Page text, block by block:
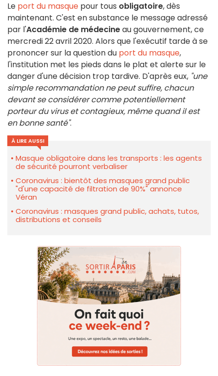
Le port du masque pour tous obligatoire, dès
maintenant. C'est en substance le message adressé
par l'Académie de médecineau gouvernement, ce
mercredi 22 avril 2020. Alors que l'exécutif tarde à se
prononcer sur la question du port du masque,
l'institution met les pieds dans le plat et alerte sur le
danger d'une décision trop tardive. D'après eux, "une
simple recommandation ne peut suffire, chacun
devant se considérer comme potentiellement
porteur du virus et contagieux, même quand il est
en bonne santé".
À LIRE AUSSI
Masque obligatoire dans les transports : les agents
de sécurité pourront verbaliser
Coronavirus : bientôt des masques grand public
"d'une capacité de filtration de 90%" annonce
Véran
Coronavirus : masques grand public, achats, tutos,
distributions et conseils